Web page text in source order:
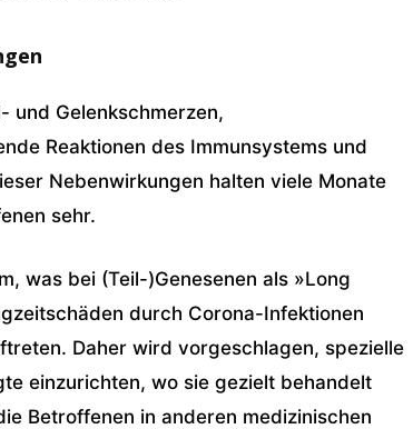
und Gelenkschmerzen,
Reaktionen des Immunsystems und
Nebenwirkungen halten viele Monate
sehr.
was bei (Teil-)Genesenen als »Long
durch Corona-Infektionen
Daher wird vorgeschlagen, spezielle
einzurichten, wo sie gezielt behandelt
Betroffenen in anderen medizinischen